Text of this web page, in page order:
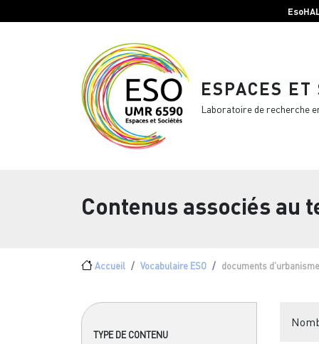
ESPACES ET
Laboratoire de recherche
Contenus associés au
Fil d'Ariane
Accueil Vocabulaire ESO documents d'urbanisme
TYPE DE CONTENU